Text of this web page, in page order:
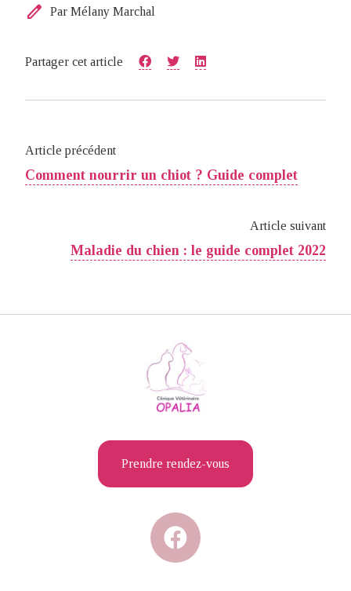
edit Par Mélany Marchal
Partager cet article
Article précédent
Comment nourrir un chiot ? Guide complet
Article suivant
Maladie du chien : le guide complet 2022
Prendre rendez-vous